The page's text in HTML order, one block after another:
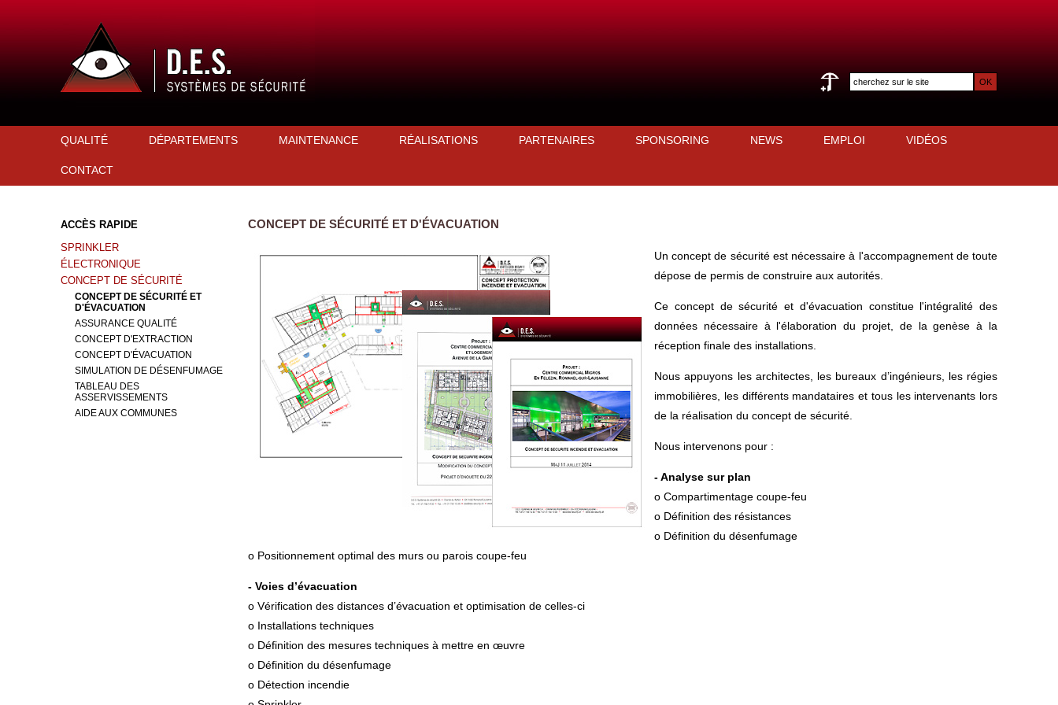
QUALITÉ DÉPARTEMENTS MAINTENANCE RÉALISATIONS PARTENAIRES SPONSORING NEWS EMPLOI VIDÉOS
CONTACT
ACCÈS RAPIDE
SPRINKLER
ÉLECTRONIQUE
CONCEPT DE SÉCURITÉ
CONCEPT DE SÉCURITÉ ET
D'ÉVACUATION
ASSURANCE QUALITÉ
CONCEPT D'EXTRACTION
CONCEPT D'ÉVACUATION
SIMULATION DE DÉSENFUMAGE
TABLEAU DES
ASSERVISSEMENTS
AIDE AUX COMMUNES
CONCEPT DE SÉCURITÉ ET D'ÉVACUATION
Un concept de sécurité est nécessaire à l'accompagnement de toute
dépose de permis de construire aux autorités.
Ce concept de sécurité et d'évacuation constitue l'intégralité des
données nécessaire à l'élaboration du projet, de la genèse à la
réception finale des installations.
Nous appuyons les architectes, les bureaux d’ingénieurs, les régies
immobilières, les différents mandataires et tous les intervenants lors
de la réalisation du concept de sécurité.
Nous intervenons pour :
- Analyse sur plan
o Compartimentage coupe-feu
o Définition des résistances
o Définition du désenfumage
o Positionnement optimal des murs ou parois coupe-feu
- Voies d’évacuation
o Vérification des distances d’évacuation et optimisation de celles-ci
o Installations techniques
o Définition des mesures techniques à mettre en œuvre
o Définition du désenfumage
o Détection incendie